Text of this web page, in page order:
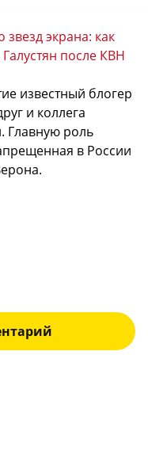
экрана: как
после КВН
известный блогер
и коллега
Главную роль
в России